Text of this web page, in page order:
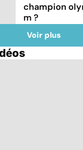
champion
m ?
Voir plus